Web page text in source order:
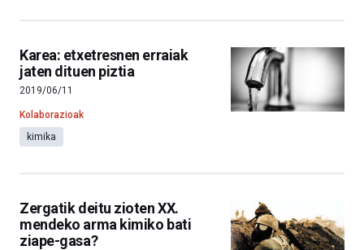
Karea: etxetresnen erraiak
jaten dituen piztia
2019/06/11
Kolaborazioak
kimika
Zergatik deitu zioten XX.
mendeko arma kimiko bati
ziape-gasa?